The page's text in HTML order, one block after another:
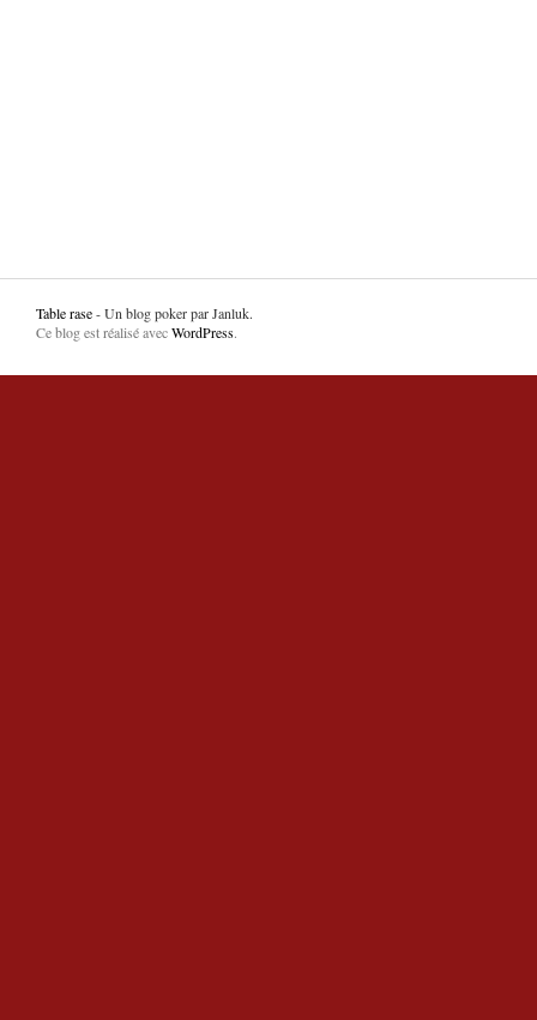
Table rase- Un blog poker par Janluk.
Ce blog est réalisé avecWordPress.